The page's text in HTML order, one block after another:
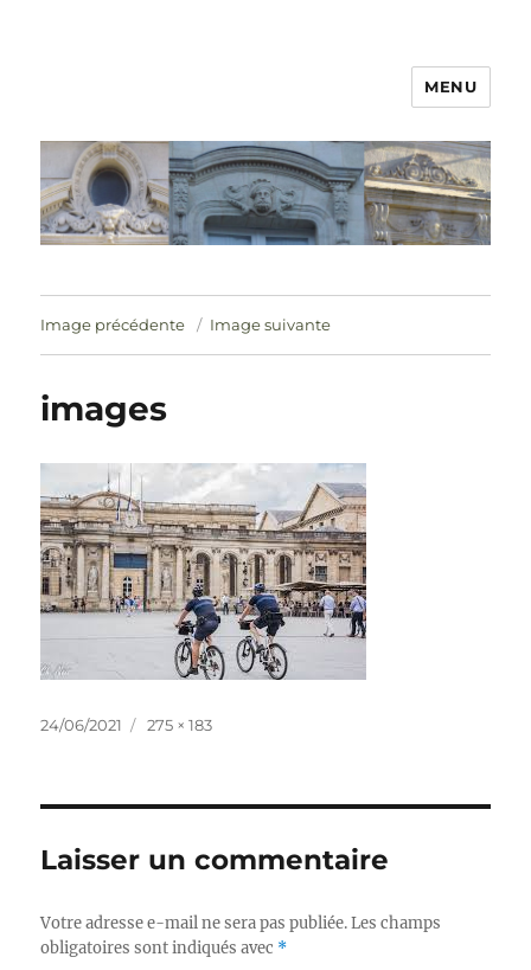
MENU
Image précédente Image suivante
images
Publié
24/06/2021
Taille
275 × 183
Laisser un commentaire
Votre adresse e-mail ne sera pas publiée. Les champs
obligatoires sont indiqués avec *